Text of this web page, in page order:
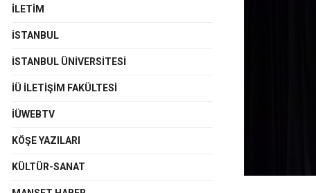
İLETIM
İSTANBUL
İSTANBUL ÜNIVERSITESI
İÜ İLETIŞIM FAKÜLTESI
İÜWEBTV
KÖŞE YAZILARI
KÜLTÜR-SANAT